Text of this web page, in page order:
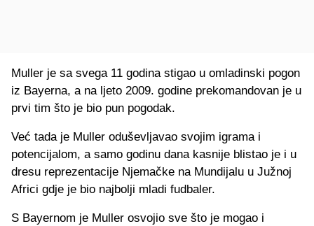
Muller je sa svega 11 godina stigao u omladinski pogon
iz Bayerna, a na ljeto 2009. godine prekomandovan je u
prvi tim što je bio pun pogodak.
Već tada je Muller oduševljavao svojim igrama i
potencijalom, a samo godinu dana kasnije blistao je i u
dresu reprezentacije Njemačke na Mundijalu u Južnoj
Africi gdje je bio najbolji mladi fudbaler.
S Bayernom je Muller osvojio sve što je mogao i